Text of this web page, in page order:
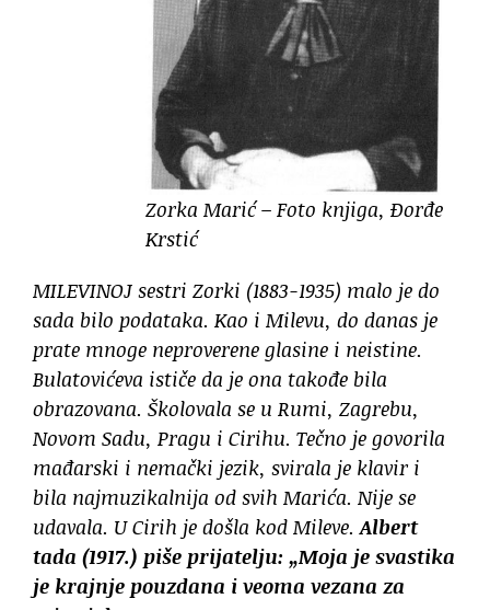
Zorka Marić – Foto knjiga, Đorđe
Krstić
MILEVINOJ sestri Zorki (1883-1935) malo je do
sada bilo podataka. Kao i Milevu, do danas je
prate mnoge neproverene glasine i neistine.
Bulatovićeva ističe da je ona takođe bila
obrazovana. Školovala se u Rumi, Zagrebu,
Novom Sadu, Pragu i Cirihu. Tečno je govorila
mađarski i nemački jezik, svirala je klavir i
bila najmuzikalnija od svih Marića. Nije se
udavala. U Cirih je došla kod Mileve.Albert
tada (1917.) piše prijatelju: „Moja je svastika
je krajnje pouzdana i veoma vezana za